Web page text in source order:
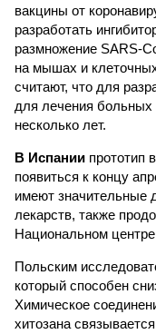
вакцины от
разработать
размножение SARS-
на мышах и
считают, что для
для лечения больных
несколько лет.
В Испании прототип
появиться к концу
имеют значительные
лекарств, также
Национальном центре
Польским
который способен
Химическое
хитозана